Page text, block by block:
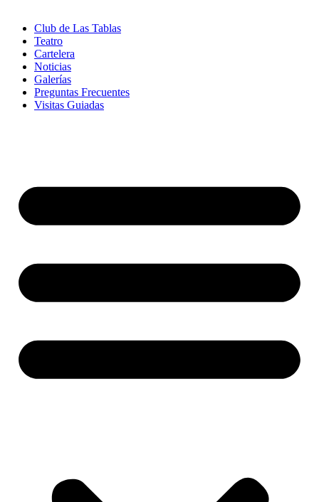
Club de Las Tablas
Teatro
Cartelera
Noticias
Galerías
Preguntas Frecuentes
Visitas Guiadas